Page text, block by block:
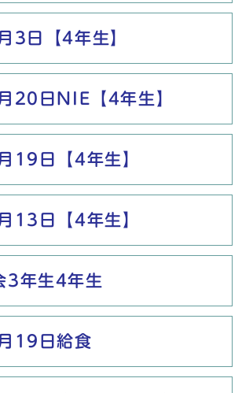
3日【4年生】
20日NIE【4年生】
19日【4年生】
13日【4年生】
3年生4年生
19日給食